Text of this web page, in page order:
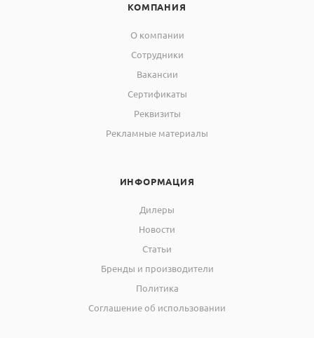
КОМПАНИЯ
О компании
Сотрудники
Вакансии
Сертификаты
Реквизиты
Рекламные материалы
ИНФОРМАЦИЯ
Дилеры
Новости
Статьи
Бренды и производители
Политика
Соглашение об использовании